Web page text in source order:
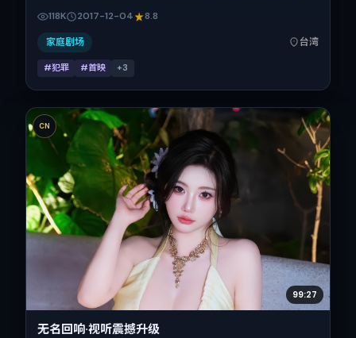
表演层次丰富。影片定于 2017-12-04 起陆续登陆院线与网络
平台，贺岁档前后公映，片长145分钟。
118K 2017-12-04 8.8
家庭剧场 台湾
#犯罪 #首映 +3
CN
99:27
无名回响·视听震撼升级